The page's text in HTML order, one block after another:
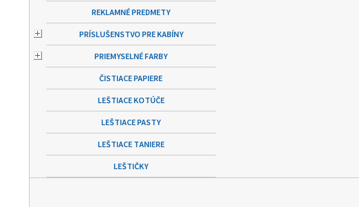
REKLAMNÉ PREDMETY
PRÍSLUŠENSTVO PRE KABÍNY
PRIEMYSELNÉ FARBY
ČISTIACE PAPIERE
LEŠTIACE KOTÚČE
LEŠTIACE PASTY
LEŠTIACE TANIERE
LEŠTIČKY